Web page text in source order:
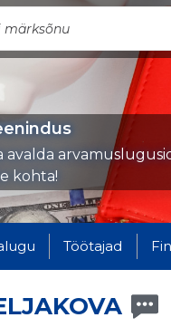
avalda
kohta!
Töötajad